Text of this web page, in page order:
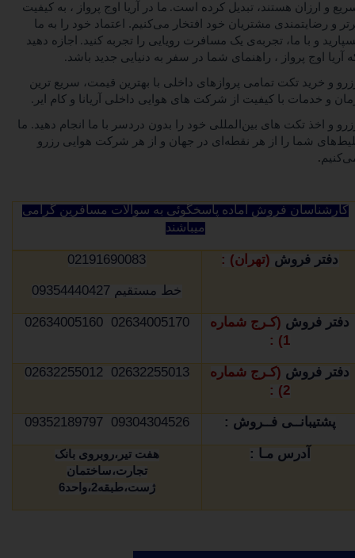
و ارزان هستند، تبدیل کرده است. ما در آریا اوج پرواز ، به کیفیت
و رضایتمندی مشتریان خود افتخار می‌کنیم. اعتماد خود را به ما
و با ما، تجربه‌ی یک مسافرت رویایی را تجربه کنید. اجازه دهید
آریا اوج پرواز ، راهنمای شما در سفر به دنیایی جدید باشد.
و خرید تکت تمامی پروازهای داخلی با بهترین قیمت، سریع ترین
و خدمات با کیفیت از شرکت های هوایی داخلی آریانا و کام ایر .
و اخذ تکت های بین‌المللی خود را بدون دردسر با ما انجام دهید. ما
شما را از هر نقطه‌ای در جهان و از هر شرکت هوایی رزرو
.
کارشناسان فروش آماده پاسخگوئی به سوالات مسافرین گرامی
میباشند
دفتر فروش (تهران) :
02191690083
خط مستقیم 09354440427
دفتر فروش (کـرج شماره
1) :
02634005170 02634005160
دفتر فروش (کـرج شماره
2) :
02632255013 02632255012
پشتیبانــی فــروش :
09304304526 09352189797
آدرس مـا :
هفت تیر،روبروی بانک
تجارت،ساختمان
ژست،طبقه2،واحد6